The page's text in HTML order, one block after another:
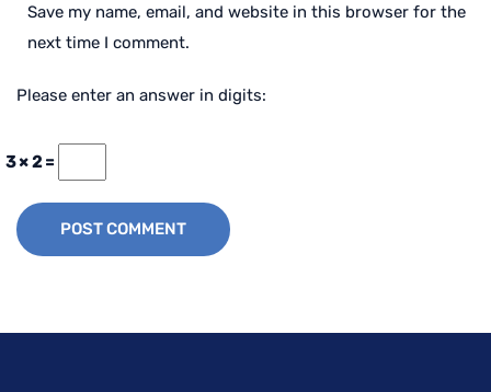
Save my name, email, and website in this browser for the
next time I comment.
Please enter an answer in digits:
3 × 2 =
POST COMMENT